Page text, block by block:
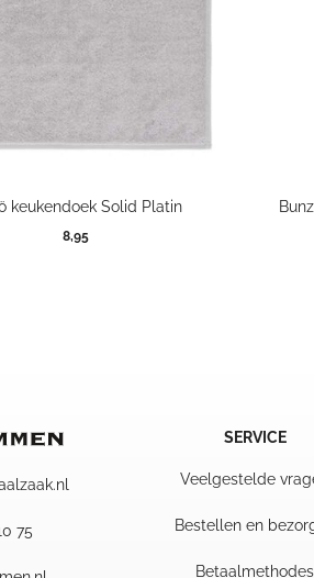
keukendoek Solid Platin
8,95
75
SERVICE
Veelgestelde
Bestellen en
Betaalmethodes